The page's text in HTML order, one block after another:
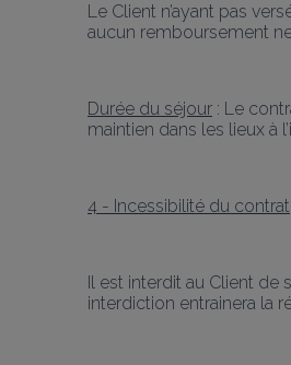
Le Client n’ayant pas
aucun remboursement
Durée du séjour : Le
maintien dans les lieux à
4 - Incessibilité du contrat
Il est interdit au Client
interdiction entrainera la